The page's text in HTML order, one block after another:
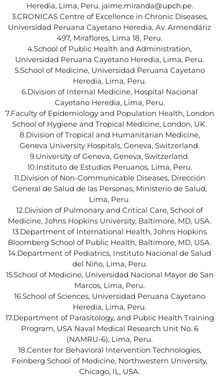
Heredia, Lima, Peru. jaime.miranda@upch.pe.
3.CRONICAS Centre of Excellence in Chronic Diseases,
Universidad Peruana Cayetano Heredia, Av. Armendáriz
497, Miraflores, Lima 18, Peru.
4.School of Public Health and Administration,
Universidad Peruana Cayetano Heredia, Lima, Peru.
5.School of Medicine, Universidad Peruana Cayetano
Heredia, Lima, Peru.
6.Division of Internal Medicine, Hospital Nacional
Cayetano Heredia, Lima, Peru.
7.Faculty of Epidemiology and Population Health, London
School of Hygiene and Tropical Medicine, London, UK.
8.Division of Tropical and Humanitarian Medicine,
Geneva University Hospitals, Geneva, Switzerland.
9.University of Geneva, Geneva, Switzerland.
10.Instituto de Estudios Peruanos, Lima, Peru.
11.Division of Non-Communicable Diseases, Dirección
General de Salud de las Personas, Ministerio de Salud,
Lima, Peru.
12.Division of Pulmonary and Critical Care, School of
Medicine, Johns Hopkins University, Baltimore, MD, USA.
13.Department of International Health, Johns Hopkins
Bloomberg School of Public Health, Baltimore, MD, USA.
14.Department of Pediatrics, Instituto Nacional de Salud
del Niño, Lima, Peru.
15.School of Medicine, Universidad Nacional Mayor de San
Marcos, Lima, Peru.
16.School of Sciences, Universidad Peruana Cayetano
Heredia, Lima, Peru.
17.Department of Parasitology, and Public Health Training
Program, USA Naval Medical Research Unit No. 6
(NAMRU-6), Lima, Peru.
18.Center for Behavioral Intervention Technologies,
Feinberg School of Medicine, Northwestern University,
Chicago, IL, USA.